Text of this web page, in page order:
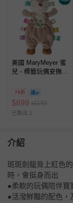
美國 MaryMeyer 蜜
兒 - 標籤玩偶安撫
78折
$899 $1150
已售出 1
介紹
斑斑劍龍背上紅色
時，會挺身而出
●柔軟的玩偶陪伴寶
●活潑鮮豔的配色，